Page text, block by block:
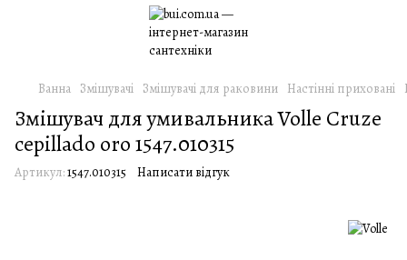
Ванна Змішувачі Змішувачі для раковини Настінні приховані
Змішувач для умивальника Volle Cruze
cepillado oro 1547.010315
Артикул:1547.010315 Написати відгук